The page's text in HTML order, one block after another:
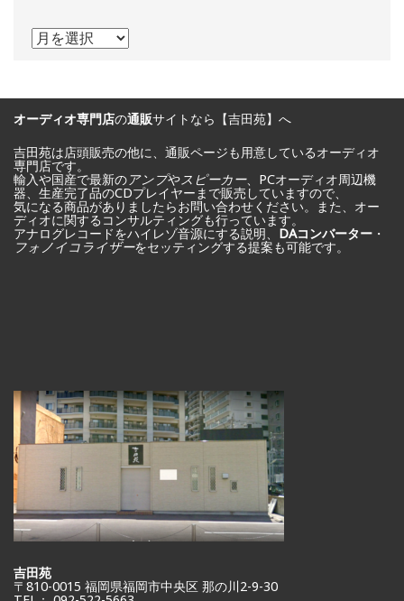
年
別
に
記
事
を
探
オーディオ専門店の通販サイトなら【吉田苑】へ
吉田苑は店頭販売の他に、通販ページも用意しているオーディオ
専門店です。
輸入や国産で最新のアンプやスピーカー、PCオーディオ周辺機
器、生産完了品のCDプレイヤーまで販売していますので、
気になる商品がありましたらお問い合わせください。また、オー
ディオに関するコンサルティングも行っています。
アナログレコードをハイレゾ音源にする説明、 DAコンバーター ・
フォノイコライザーをセッティングする提案も可能です。
吉田苑
〒810-0015 福岡県福岡市中央区 那の川2-9-30